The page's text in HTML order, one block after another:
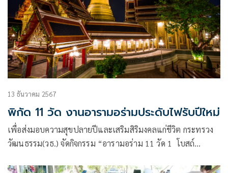
13 ธันวาคม 2567
พิกัด 11 วัด งานอารามอร่ามประดับไฟรับปีใหม่
เพื่อส่งมอบความสุขปลายปีและเสริมสิริมงคลแก่ชีวิต กระทรวง
วัฒนธรรม(วธ.) จัดกิจกรรม “อารามอร่าม 11 วัด 1 โบสถ์